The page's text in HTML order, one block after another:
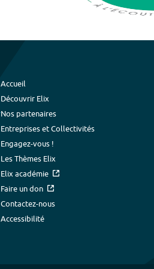
Accueil
Découvrir Elix
Nos partenaires
Entreprises et Collectivités
Engagez-vous !
Les Thèmes Elix
Elix académie
Faire un don
Contactez-nous
Accessibilité